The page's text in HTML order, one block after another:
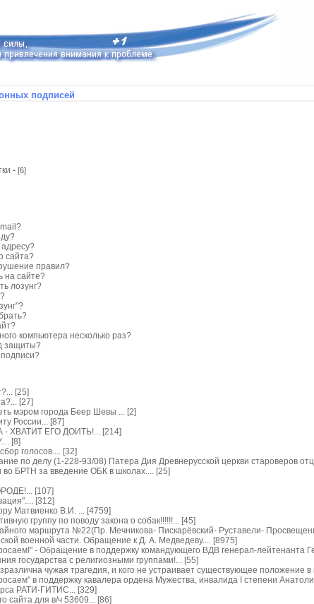
подписей
-[6]
сайта?
правил?
на сайте?
лозунг?
компьютера несколько раз?
защиты?
[25]
[27]
мэром города Беер Шевы ... [2]
России... [87]
ХВАТИТ ЕГО ДОИТЬ!... [214]
[8]
голосов.... [32]
по делу (1-228-93/08) Патера Дия Древнерусской церкви староверов
во БРТН за введение ОБК в школах.... [25]
[107]
[312]
Матвиенко В.И. ... [4759]
группу по поводу закона о собак!!!!!!... [45]
маршрута №22(Пр. Мечникова- Пискарёвский- Руставели-
военной части. Обращение к Д. А. Медведеву.... [8975]
- Обращение в поддержку командующего ВДВ генерал-лейтенанта
государства с религиозными группами!... [55]
чужая трагедия, и кого не устраивает существующее положение
в поддержку кавалера ордена Мужества, инвалида I степени
РАТИ-ГИТИС... [329]
сайта для в/ч 53609... [86]